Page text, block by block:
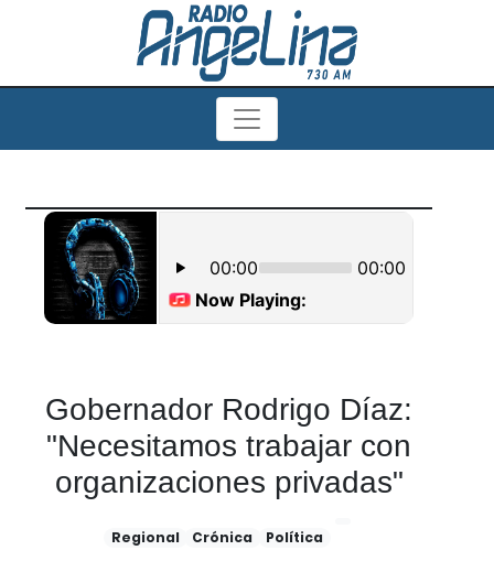
Gobernador Rodrigo Díaz:
"Necesitamos trabajar con
organizaciones privadas"
Regional Crónica Política